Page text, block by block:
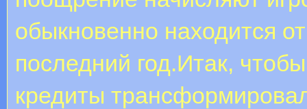
обыкновенно находится
последний год.Итак,
кредиты